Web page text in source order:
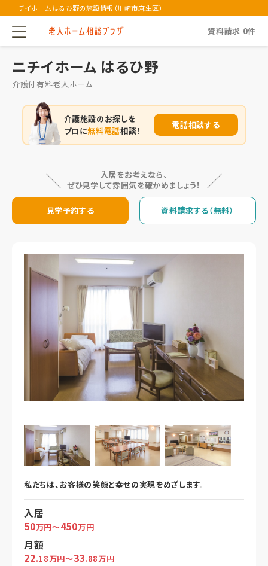
ニチイホーム はるひ野の施設情報（川崎市麻生区）
資料請求 0件
ニチイホーム はるひ野
介護付有料老人ホーム
介護施設のお探しを
プロに無料電話相談！
電話相談する
入居をお考えなら、
ぜひ見学して雰囲気を確かめましょう！
見学予約する 資料請求する（無料）
私たちは、お客様の笑顔と幸せの実現をめざします。
入居
50万円～450万円
月額
22.18万円～33.88万円